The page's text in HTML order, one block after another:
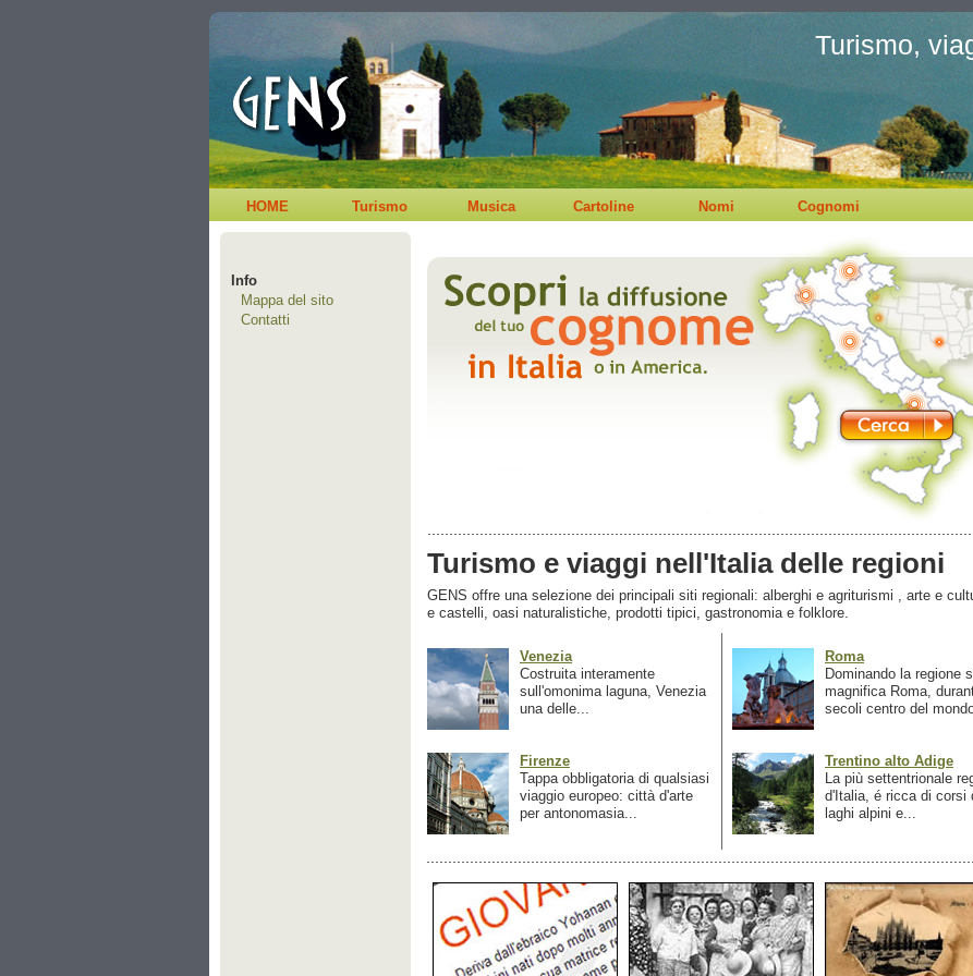
Turismo,
HOME Turismo Musica Cartoline Nomi Cognomi
Info
Mappa del sito
Contatti
Turismo e viaggi nell'Italia delle regioni
GENS offre una selezione dei principali siti regionali: alberghi e agriturismi , arte e
e castelli, oasi naturalistiche, prodotti tipici, gastronomia e folklore.
Venezia
Costruita interamente
sull'omonima laguna, Venezia
una delle...
Firenze
Tappa obbligatoria di qualsiasi
viaggio europeo: città d'arte
per antonomasia...
Roma
Dominando la regione
magnifica Roma,
secoli centro del
Trentino alto Adige
La più settentrionale
d'Italia, é ricca di corsi
laghi alpini e...